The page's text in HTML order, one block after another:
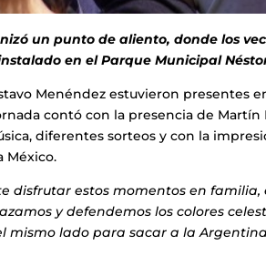
un punto de aliento, donde los
en el Parque Municipal
Menéndez estuvieron presentes
contó con la presencia de
diferentes sorteos y con la
México.
disfrutar estos momentos en familia,
y defendemos los colores
mismo lado para sacar a la